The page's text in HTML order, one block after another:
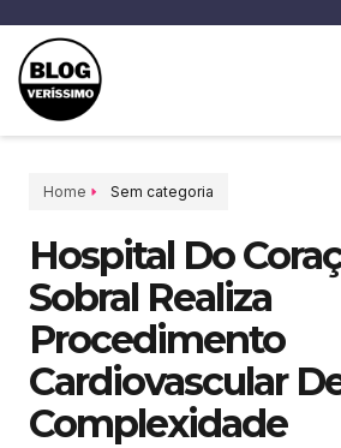
Home Sem categoria
Hospital Do
Sobral Realiza
Procedimento
Cardiovascular
Complexidade